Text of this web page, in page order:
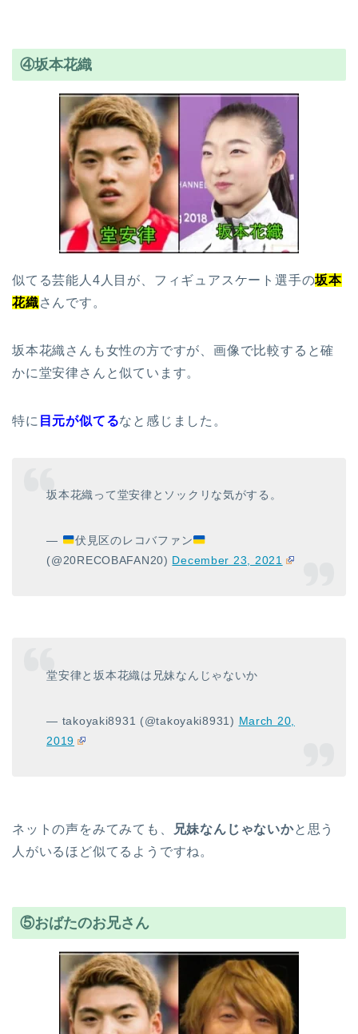
④坂本花織
似てる芸能人4人目が、フィギュアスケート選手の坂本
花織さんです。
坂本花織さんも女性の方ですが、画像で比較すると確
かに堂安律さんと似ています。
特に 目元が似てるなと感じました。
坂本花織って堂安律とソックリな気がする。
—
伏見区のレコバファン
(@20RECOBAFAN20) December 23, 2021
堂安律と坂本花織は兄妹なんじゃないか
— takoyaki8931 (@takoyaki8931) March 20,
2019
ネットの声をみてみても、 兄妹なんじゃないかと思う
人がいるほど似てるようですね。
⑤おばたのお兄さん